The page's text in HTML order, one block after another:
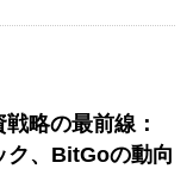
略の最前線：
ク、BitGoの動向